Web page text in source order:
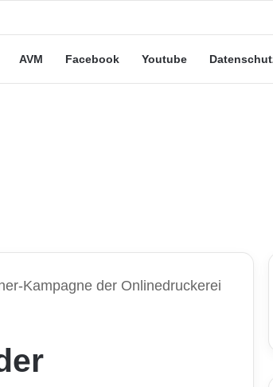
AVM Facebook Youtube
Kampagne der Onlinedruckerei